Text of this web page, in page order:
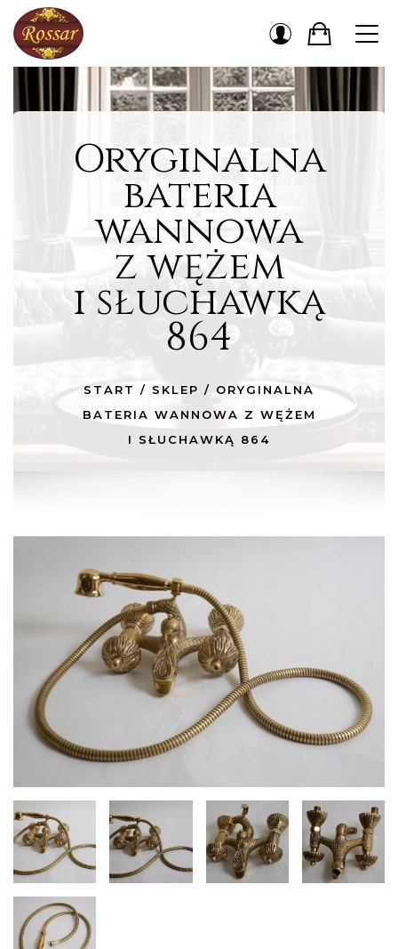
Oryginalna
bateria
wannowa
z wężem
i słuchawką
864
START / SKLEP / ORYGINALNA
BATERIA WANNOWA Z WĘŻEM
I SŁUCHAWKĄ 864